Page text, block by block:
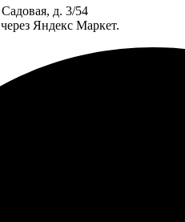
д. 3/54
Яндекс Маркет.